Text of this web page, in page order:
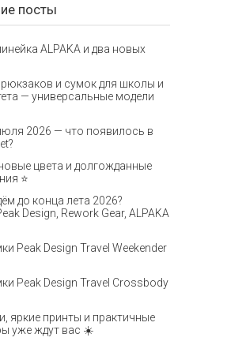
посты
ALPAKA и два новых
и сумок для школы и
— универсальные модели
2026 — что появилось в
цвета и долгожданные
⭐️
до конца лета 2026?
Design, Rework Gear, ALPAKA
Peak Design Travel Weekender
Peak Design Travel Crossbody
яркие принты и практичные
уже ждут вас ☀️